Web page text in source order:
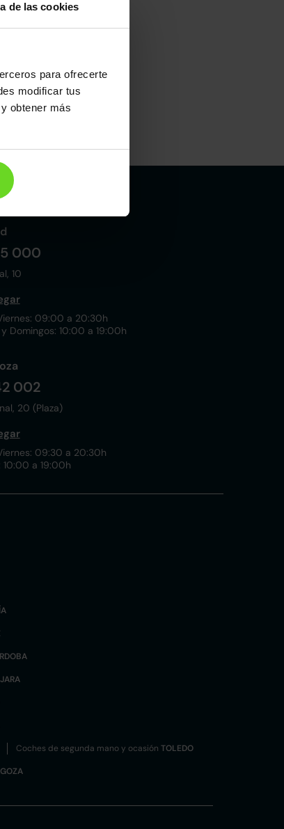
de las cookies
para ofrecerte
modificar tus
obtener más
000
10
09:00 a 20:30h
Domingos: 10:00 a 19:00h
002
20 (Plaza)
09:30 a 20:30h
10:00 a 19:00h
Coches de segunda mano y ocasión TOLEDO